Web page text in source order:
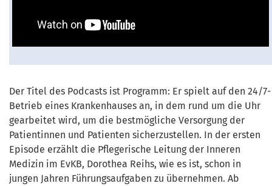
Der Titel des Podcasts ist Programm: Er spielt auf den 24/7-
Betrieb eines Krankenhauses an, in dem rund um die Uhr
gearbeitet wird, um die bestmögliche Versorgung der
Patientinnen und Patienten sicherzustellen. In der ersten
Episode erzählt die Pflegerische Leitung der Inneren
Medizin im EvKB, Dorothea Reihs, wie es ist, schon in
jungen Jahren Führungsaufgaben zu übernehmen. Ab